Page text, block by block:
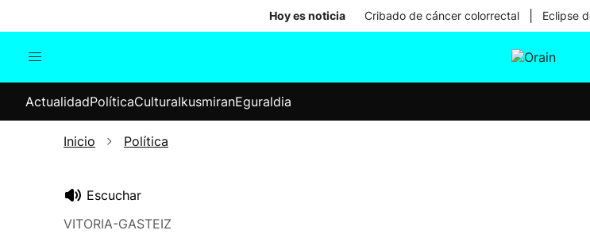
Hoy es noticia Cribado de cáncer colorrectal Eclipse
Internacional
Elecciones
ActualidadPolíticaCulturaIkusmiranEguraldia
Inicio Política
Escuchar
VITORIA-GASTEIZ